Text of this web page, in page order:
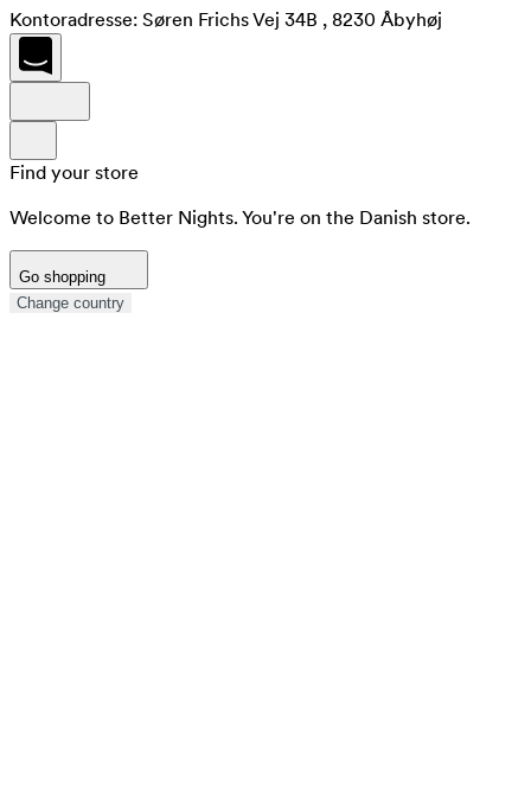
Kontoradresse: Søren Frichs Vej 34B , 8230 Åbyhøj
Find your store
Welcome to Better Nights. You're on the Danish store.
Go shopping
Change country